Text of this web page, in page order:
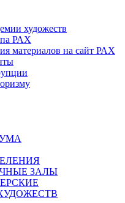
художеств
РАХ
материалов на сайт РАХ
ЗАЛЫ